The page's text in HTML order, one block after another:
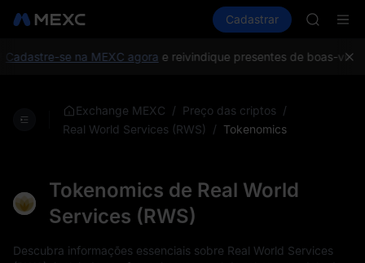
Mercados Spot Futuros
Cadastrar
BMT
se na MEXC agorae reivindique presentes de boas-
Exchange MEXC / Preço das criptos /
Real World Services (RWS)
/ Tokenomics
Tokenomics de Real World
Services (RWS)
Descubra informações essenciais sobre Real World Services